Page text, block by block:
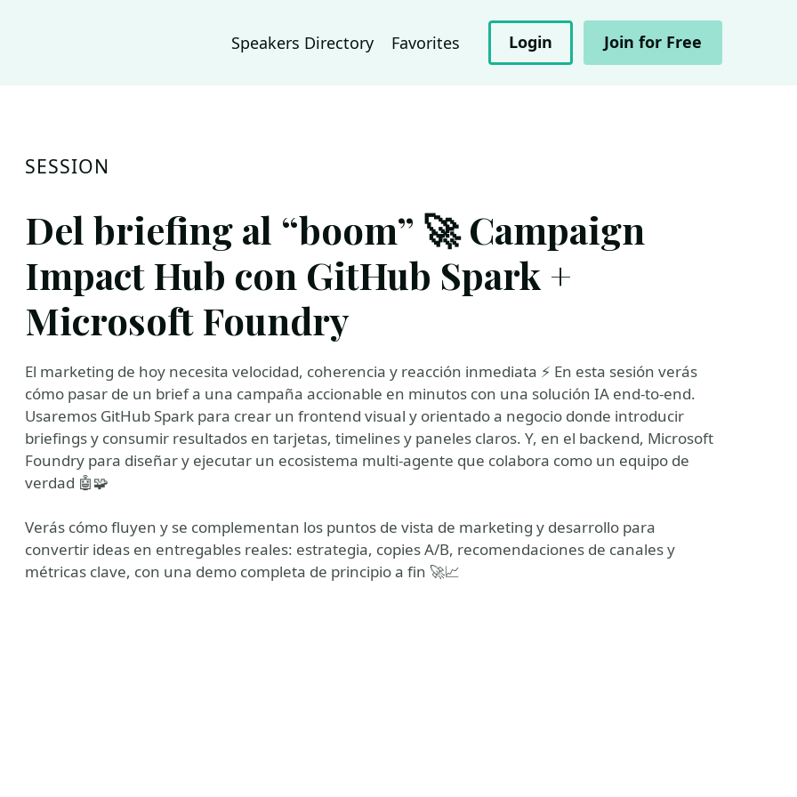
Speakers Directory Favorites Login Join for Free
SESSION
Del briefing al “boom” 🚀 Campaign
Impact Hub con GitHub Spark +
Microsoft Foundry
El marketing de hoy necesita velocidad, coherencia y reacción inmediata ⚡ En esta sesión verás
cómo pasar de un brief a una campaña accionable en minutos con una solución IA end-to-end.
Usaremos GitHub Spark para crear un frontend visual y orientado a negocio donde introducir
briefings y consumir resultados en tarjetas, timelines y paneles claros. Y, en el backend, Microsoft
Foundry para diseñar y ejecutar un ecosistema multi-agente que colabora como un equipo de
verdad 🤖🧩
Verás cómo fluyen y se complementan los puntos de vista de marketing y desarrollo para
convertir ideas en entregables reales: estrategia, copies A/B, recomendaciones de canales y
métricas clave, con una demo completa de principio a fin 🚀📈